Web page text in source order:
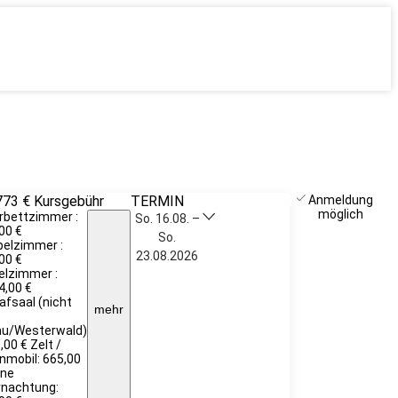
€ Kursgebühr
:
€
:
€
:
€
(nicht
Westerwald)
€ Zelt /
665,00
mehr
TERMIN
So. 16.08. –
So.
23.08.2026
Anmeldung
möglich